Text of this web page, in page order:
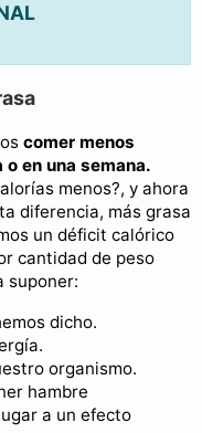
comer menos
en una semana.
menos?, y ahora
diferencia, más grasa
un déficit calórico
cantidad de peso
suponer:
dicho.
organismo.
hambre
a un efecto